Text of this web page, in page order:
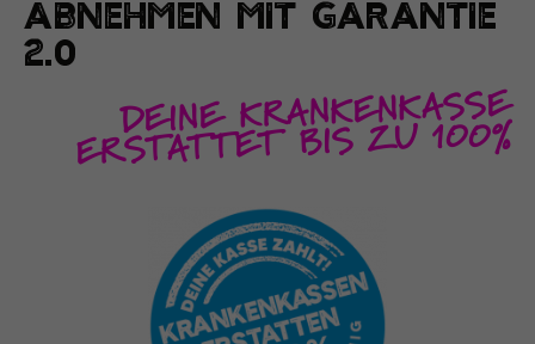
ABNEHMEN MIT GARANTIE
2.0
DEINE KRANKENKASSE
ERSTATTET BIS ZU 100%